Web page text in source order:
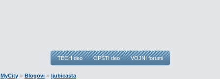
TECH deo OPŠTI deo VOJNI forumi
MyCity » Blogovi » ljubicasta